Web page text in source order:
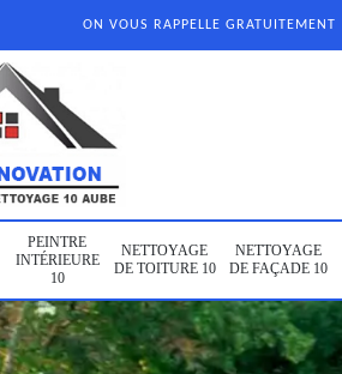
ON VOUS RAPPELLE GRATUITEMENT
PEINTRE
INTÉRIEURE
10
NETTOYAGE
DE TOITURE 10
NETTOYAGE
DE FAÇADE 10